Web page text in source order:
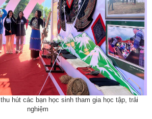
hút các bạn học sinh tham gia học tập, trải
nghiệm